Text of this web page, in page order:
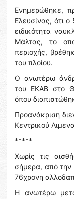
Ενημερώθηκε,
Ελευσίνας, ότι
ειδικότητα
Μάλτας, το
περιοχής,
του πλοίου.
Ο ανωτέρω
του ΕΚΑΒ στο
όπου
Προανάκριση
Κεντρικού
*****
Χωρίς τις
σήμερα, από την
76χρονη
Η ανωτέρω